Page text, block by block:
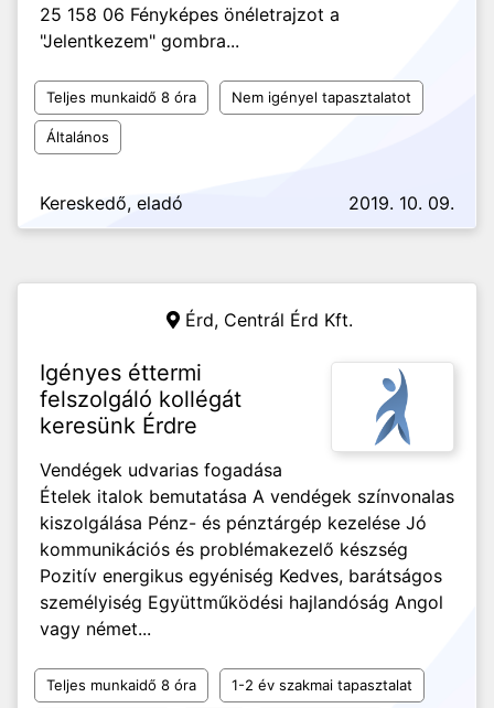
25 158 06 Fényképes önéletrajzot a
"Jelentkezem" gombra...
Teljes munkaidő 8 óra Nem igényel tapasztalatot
Általános
Kereskedő, eladó 2019. 10. 09.
Érd, Centrál Érd Kft.
Igényes éttermi
felszolgáló kollégát
keresünk Érdre
Vendégek udvarias fogadása
Ételek italok bemutatása A vendégek színvonalas
kiszolgálása Pénz- és pénztárgép kezelése Jó
kommunikációs és problémakezelő készség
Pozitív energikus egyéniség Kedves, barátságos
személyiség Együttműködési hajlandóság Angol
vagy német...
Teljes munkaidő 8 óra 1-2 év szakmai tapasztalat